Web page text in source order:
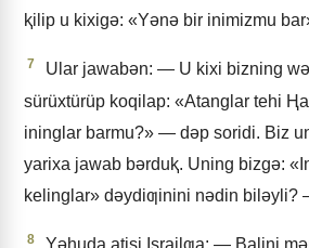
ⱪilip u kixigǝ: «Yǝnǝ bir inimizmu
7
Ular jawabǝn: — U kixi bizning
sürüxtürüp koqilap: «Atanglar tehi
ininglar barmu?» — dǝp soridi. Biz
yarixa jawab bǝrduⱪ. Uning bizgǝ:
kelinglar» dǝydiƣinini nǝdin bilǝyli?
8
Yǝⱨuda atisi Israilƣa: — Balini